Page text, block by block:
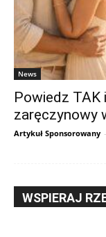
News
Powiedz TAK
zaręczynowy
Artykuł Sponsorowany -
WSPIERAJ